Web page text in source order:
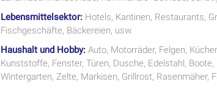
Lebensmittelsektor: Hotels, Kantinen, Restaurants,
Fischgeschäfte, Bäckereien, usw.
Haushalt und Hobby: Auto, Motorräder, Felgen,
Kunststoffe, Fenster, Türen, Dusche, Edelstahl,
Wintergarten, Zelte, Markisen, Grillrost, Rasenmäher,